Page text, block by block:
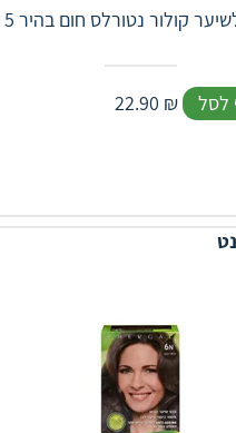
קולור נטורלס חום בהיר 5
22.90 ₪ לסל